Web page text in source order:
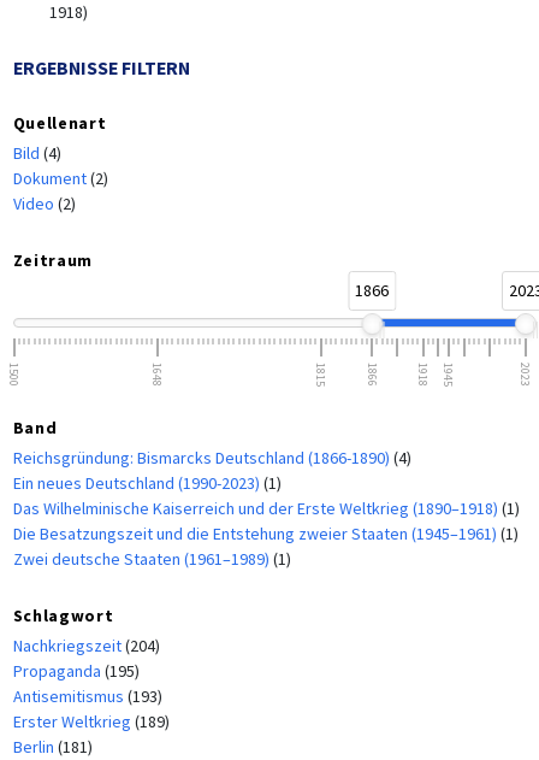
1918)
ERGEBNISSE FILTERN
Quellenart
Bild (4)
Dokument(2)
Video (2)
Zeitraum
1866
1500 1648 1815 1866 1918 1945 2023
Band
Reichsgründung: Bismarcks Deutschland (1866-1890) (4)
Ein neues Deutschland (1990-2023) (1)
Das Wilhelminische Kaiserreich und der Erste Weltkrieg (1890–1918) (1)
Die Besatzungszeit und die Entstehung zweier Staaten (1945–1961) (1)
Zwei deutsche Staaten (1961–1989) (1)
Schlagwort
Nachkriegszeit(204)
Propaganda (195)
Antisemitismus (193)
Erster Weltkrieg (189)
Berlin (181)